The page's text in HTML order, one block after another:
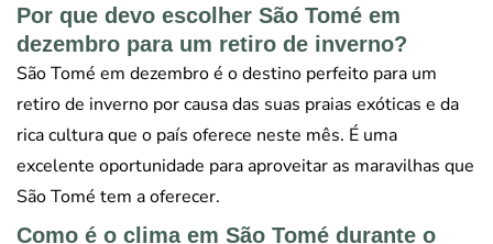
Por que devo escolher São Tomé em
dezembro para um retiro de inverno?
São Tomé em dezembro é o destino perfeito para um
retiro de inverno por causa das suas praias exóticas e da
rica cultura que o país oferece neste mês. É uma
excelente oportunidade para aproveitar as maravilhas que
São Tomé tem a oferecer.
Como é o clima em São Tomé durante o